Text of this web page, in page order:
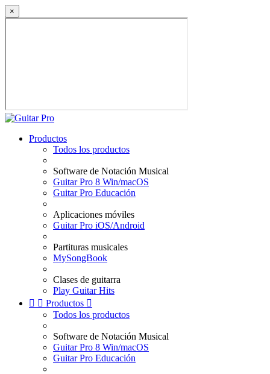
×
Productos
Todos los productos
Software de Notación Musical
Guitar Pro 8 Win/macOS
Guitar Pro Educación
Aplicaciones móviles
Guitar Pro iOS/Android
Partituras musicales
MySongBook
Clases de guitarra
Play Guitar Hits
  Productos 
Todos los productos
Software de Notación Musical
Guitar Pro 8 Win/macOS
Guitar Pro Educación